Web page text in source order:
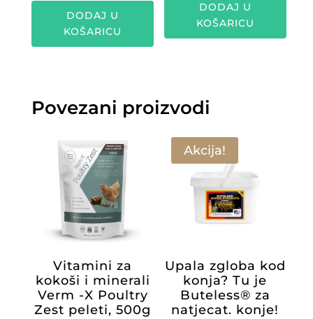
DODAJ U
KOŠARICU
DODAJ U
KOŠARICU
Povezani proizvodi
Vitamini za
kokoši i minerali
Verm -X Poultry
Zest peleti, 500g
Akcija!
Upala zgloba kod
konja? Tu je
Buteless® za
natjecat. konje!